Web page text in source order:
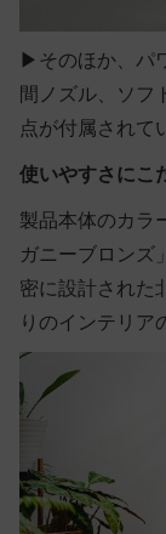
▶そのほか、パ
間ノズル、ソフ
点が付属されて
使いやすさにこ
製品本体のカラ
ガニーブロンズ
密に設計された
りのインテリア